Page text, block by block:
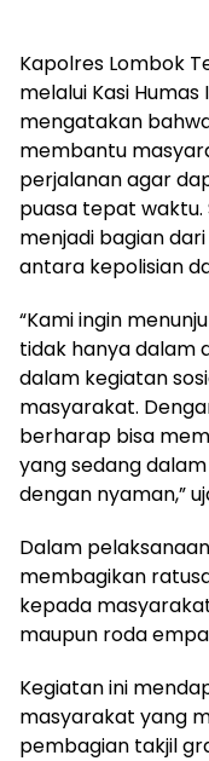
Kapolres Lombok
melalui Kasi Humas
mengatakan
membantu
perjalanan agar
puasa tepat waktu.
menjadi bagian
antara kepolisian
“Kami ingin
tidak hanya dalam
dalam kegiatan
masyarakat.
berharap bisa
yang sedang
dengan nyaman,”
Dalam
membagikan
kepada
maupun roda
Kegiatan ini
masyarakat yang
pembagian takjil